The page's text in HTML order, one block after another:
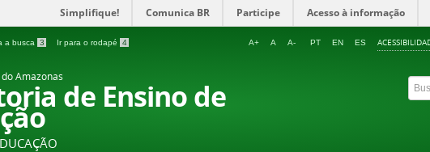
Simplifique! Comunica BR Participe Acesso à informação
a busca 3 Ir para o rodapé 4 A+ A A- PT EN ES
Amazonas
de Ensino de